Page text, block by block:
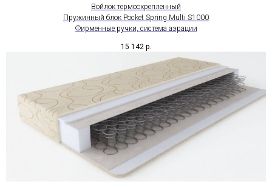
Войлок термоскрепленный
Пружинный блок Pocket Spring Multi S1000
Фирменные ручки, система аэрации
15 142 р.